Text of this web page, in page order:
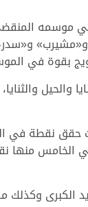
و«مشيرب»
بقوة في
الكبرى